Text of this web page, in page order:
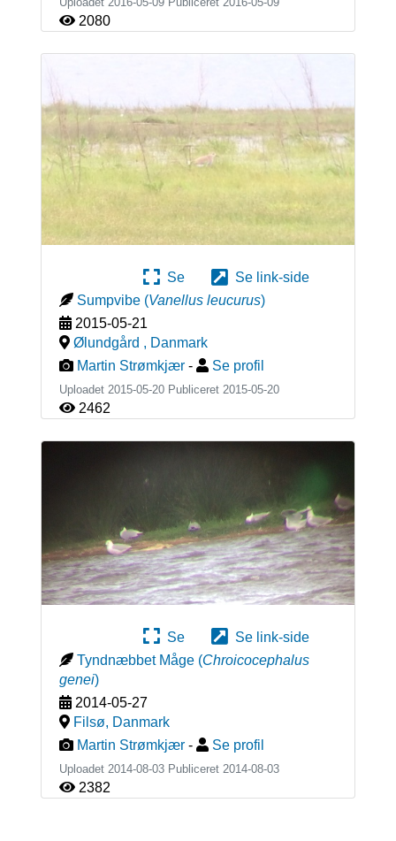
2080
Se
Se link-side
Sumpvibe (Vanellus leucurus)
2015-05-21
Ølundgård , Danmark
Martin Strømkjær - Se profil
Uploadet 2015-05-20 Publiceret 2015-05-20
2462
Se
Se link-side
Tyndnæbbet Måge (Chroicocephalus
genei)
2014-05-27
Filsø, Danmark
Martin Strømkjær - Se profil
Uploadet 2014-08-03 Publiceret 2014-08-03
2382